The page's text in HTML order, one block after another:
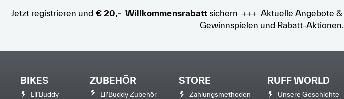
Jetzt registrieren und € 20,- Willkommensrabattsichern +++ Aktuelle Angebote
Gewinnspielen und Rabatt-Aktionen.
BIKES
Lil’Buddy
ZUBEHÖR
Lil’Buddy Zubehör
STORE
Zahlungsmethoden
RUFF WORLD
Unsere Geschichte